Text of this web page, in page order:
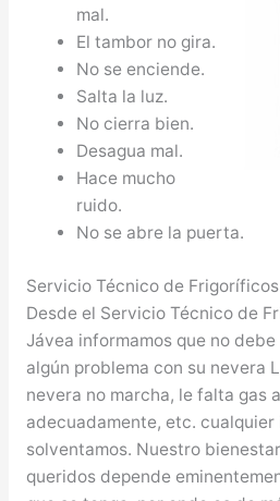
mal.
El tambor no gira.
No se enciende.
Salta la luz.
No cierra bien.
Desagua mal.
Hace mucho
ruido.
No se abre la puerta.
Servicio Técnico de
Desde el Servicio Técnico de
Jávea informamos que no
algún problema con su nevera
nevera no marcha, le falta gas
adecuadamente, etc.
solventamos. Nuestro
queridos depende